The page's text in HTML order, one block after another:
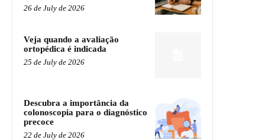
26 de July de 2026
Veja quando a avaliação
ortopédica é indicada
25 de July de 2026
Descubra a importância da
colonoscopia para o diagnóstico
precoce
22 de July de 2026